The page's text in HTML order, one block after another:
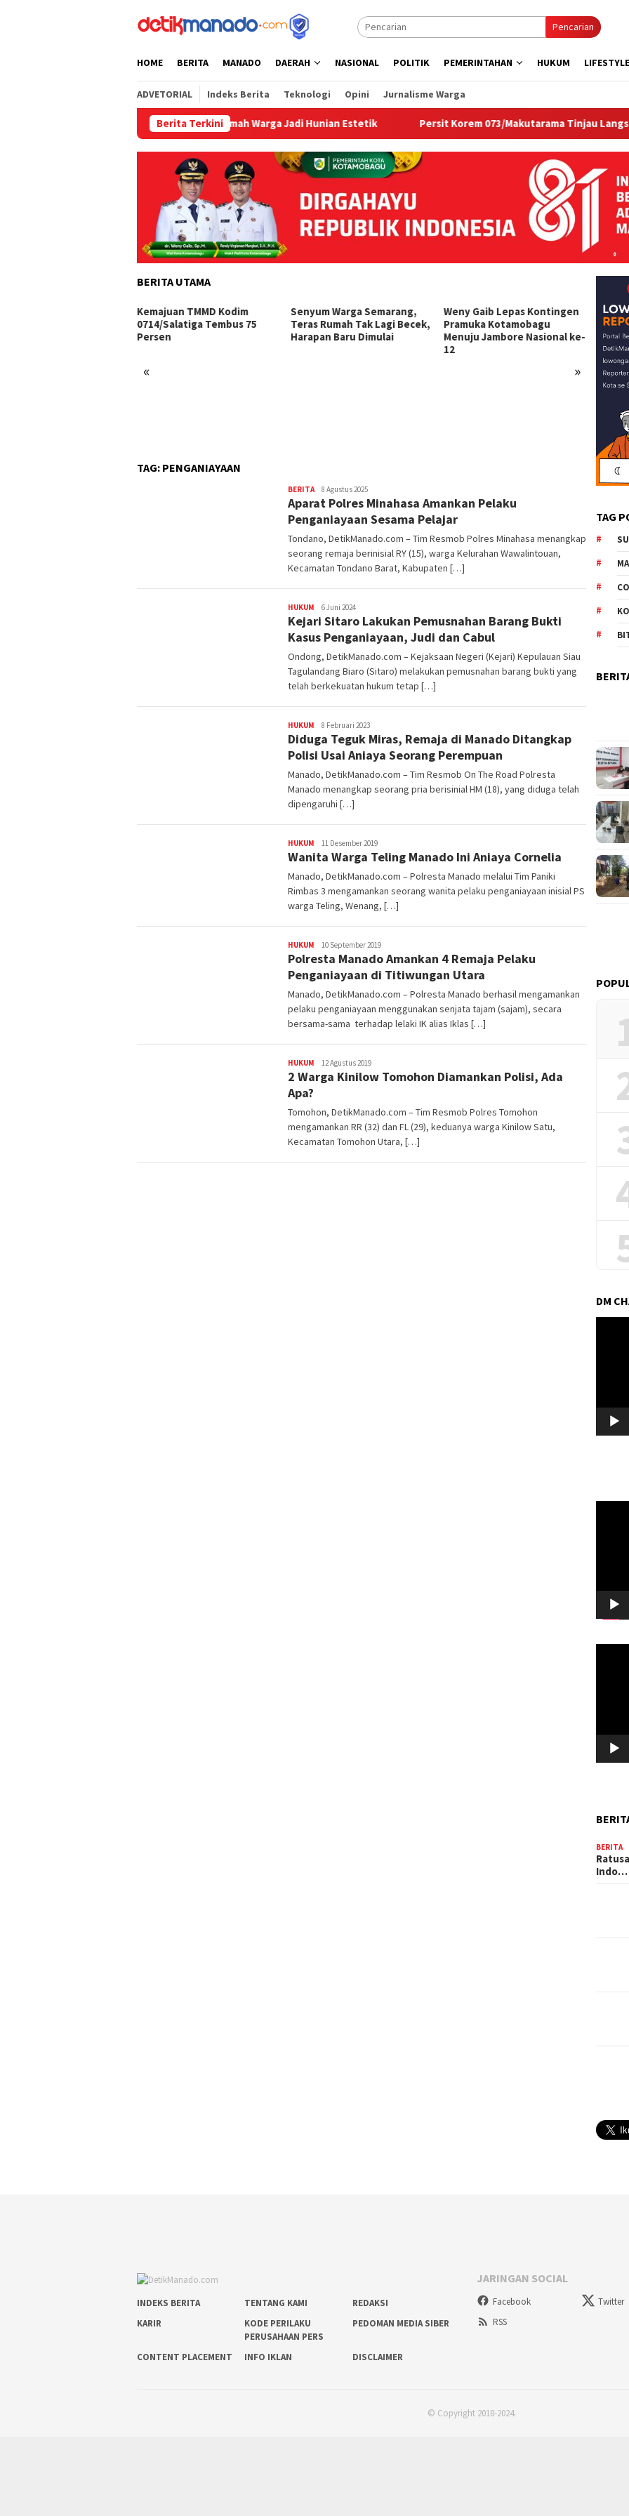
Pencarian
HOME BERITA MANADO DAERAH NASIONAL POLITIK PEMERINTAHAN HUKUM LIFESTYLE
ADVETORIAL Indeks Berita Teknologi Opini Jurnalisme Warga
Berita Terkini
Satgas TMMD Salatiga, Ubah Rumah Warga Jadi Hunian Estetik Persit Korem 073/Makutarama Tinjau Langsung Sumur
BERITA UTAMA
« »
Kemajuan TMMD Kodim
0714/Salatiga Tembus 75
Persen
Senyum Warga Semarang,
Teras Rumah Tak Lagi Becek,
Harapan Baru Dimulai
Weny Gaib Lepas Kontingen
Pramuka Kotamobagu
Menuju Jambore Nasional ke-
12
TAG: PENGANIAYAAN
BERITA Redaktur
DetikManado
8 Agustus 2025
Aparat Polres Minahasa Amankan Pelaku
Penganiayaan Sesama Pelajar
Tondano, DetikManado.com – Tim Resmob Polres Minahasa menangkap
seorang remaja berinisial RY (15), warga Kelurahan Wawalintouan,
Kecamatan Tondano Barat, Kabupaten […]
HUKUM Redaktur
DetikManado
6 Juni 2024
Kejari Sitaro Lakukan Pemusnahan Barang Bukti
Kasus Penganiayaan, Judi dan Cabul
Ondong, DetikManado.com – Kejaksaan Negeri (Kejari) Kepulauan Siau
Tagulandang Biaro (Sitaro) melakukan pemusnahan barang bukti yang
telah berkekuatan hukum tetap […]
HUKUM Redaksi
8 Februari 2023
Diduga Teguk Miras, Remaja di Manado Ditangkap
Polisi Usai Aniaya Seorang Perempuan
Manado, DetikManado.com – Tim Resmob On The Road Polresta
Manado menangkap seorang pria berisinial HM (18), yang diduga telah
dipengaruhi […]
HUKUM Redaktur
DetikManado
11 Desember 2019
Wanita Warga Teling Manado Ini Aniaya Cornelia
Manado, DetikManado.com – Polresta Manado melalui Tim Paniki
Rimbas 3 mengamankan seorang wanita pelaku penganiayaan inisial PS
warga Teling, Wenang, […]
HUKUM Redaktur
DetikManado
10 September 2019
Polresta Manado Amankan 4 Remaja Pelaku
Penganiayaan di Titiwungan Utara
Manado, DetikManado.com – Polresta Manado berhasil mengamankan
pelaku penganiayaan menggunakan senjata tajam (sajam), secara
bersama-sama terhadap lelaki IK alias Iklas […]
HUKUM Redaktur
DetikManado
12 Agustus 2019
2 Warga Kinilow Tomohon Diamankan Polisi, Ada
Apa?
Tomohon, DetikManado.com – Tim Resmob Polres Tomohon
mengamankan RR (32) dan FL (29), keduanya warga Kinilow Satu,
Kecamatan Tomohon Utara, […]
TAG
DM
BERITA
Indo…
INDEKS BERITA TENTANG KAMI
REDAKSI
KARIR
KODE PERILAKU
PERUSAHAAN PERS
PEDOMAN MEDIA SIBER
CONTENT PLACEMENT INFO IKLAN DISCLAIMER
JARINGAN SOCIAL
Facebook Twitter
RSS
© Copyright 2018-2024.